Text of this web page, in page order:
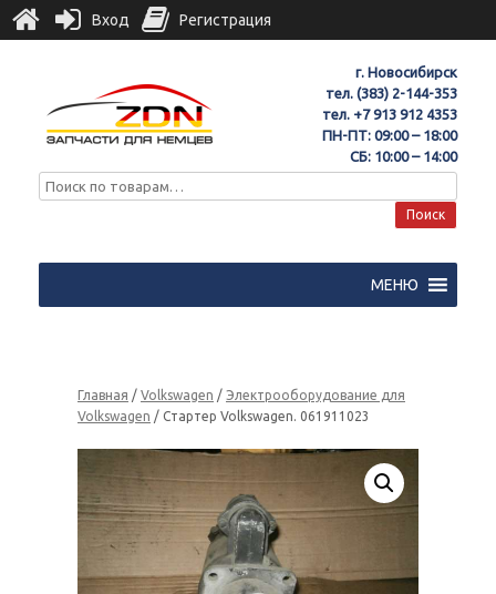
г. Новосибирск
тел. (383) 2-144-353
тел. +7 913 912 4353
ПН-ПТ: 09:00 – 18:00
СБ: 10:00 – 14:00
Поиск
МЕНЮ
Главная / Volkswagen / Электрооборудование для
Volkswagen / Стартер Volkswagen. 061911023
Вход Регистрация